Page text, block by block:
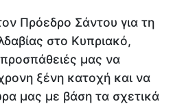
Πρόεδρο Σάντου για τη
στο Κυπριακό,
μας να
ξένη κατοχή και να
μας με βάση τα σχετικά